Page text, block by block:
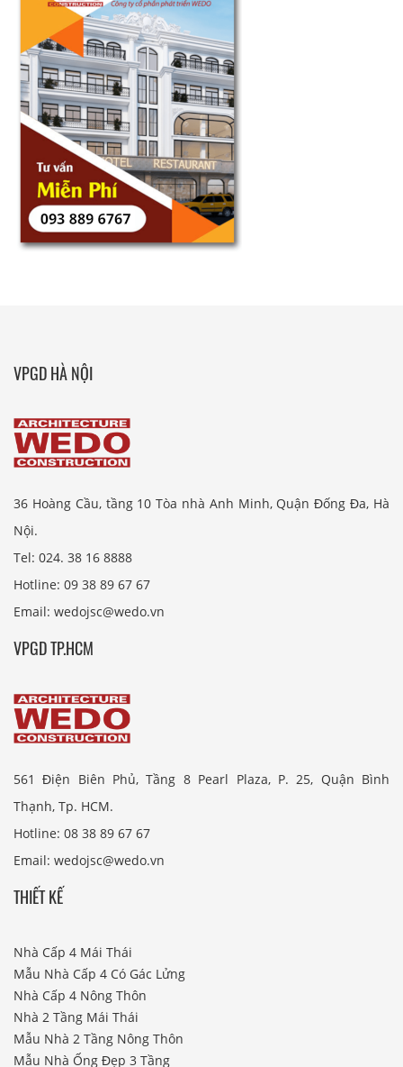
VPGD HÀ NỘI
36 Hoàng Cầu, tầng 10 Tòa nhà Anh Minh, Quận Đống Đa, Hà
Nội.
Tel: 024. 38 16 8888
Hotline: 09 38 89 67 67
Email: wedojsc@wedo.vn
VPGD TP.HCM
561 Điện Biên Phủ, Tầng 8 Pearl Plaza, P. 25, Quận Bình
Thạnh, Tp. HCM.
Hotline: 08 38 89 67 67
Email: wedojsc@wedo.vn
THIẾT KẾ
Nhà Cấp 4 Mái Thái
Mẫu Nhà Cấp 4 Có Gác Lửng
Nhà Cấp 4 Nông Thôn
Nhà 2 Tầng Mái Thái
Mẫu Nhà 2 Tầng Nông Thôn
Mẫu Nhà Ống Đẹp 3 Tầng